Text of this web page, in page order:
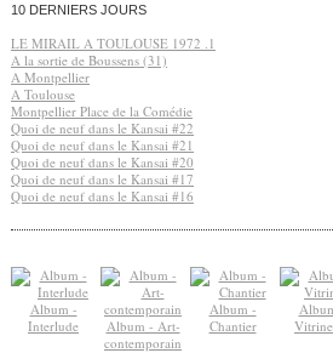
10 DERNIERS JOURS
LE MIRAIL A TOULOUSE 1972 .1
A la sortie de Boussens (31)
A Montpellier
A Toulouse
Montpellier Place de la Comédie
Quoi de neuf dans le Kansai #22
Quoi de neuf dans le Kansai #21
Quoi de neuf dans le Kansai #20
Quoi de neuf dans le Kansai #17
Quoi de neuf dans le Kansai #16
Album -
Interlude
Album - Art-
contemporain
Album -
Chantier